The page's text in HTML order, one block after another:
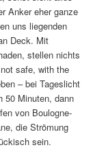
Anker eher ganze
uns liegenden
Deck. Mit
stellen nichts
safe, with the
– bei Tageslicht
50 Minuten, dann
von Boulogne-
die Strömung
sein.